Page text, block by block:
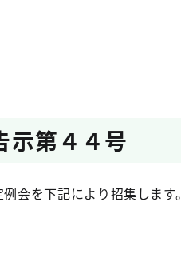
示第４４号
会を下記により招集します。